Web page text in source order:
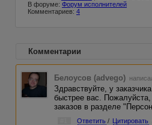
В форуме: Форум исполнителей
Комментариев: 4
Комментарии
Белоусов (advego)
Здравствуйте, у
быстрее вас.
заказов в разделе
Ответить / Цитировать